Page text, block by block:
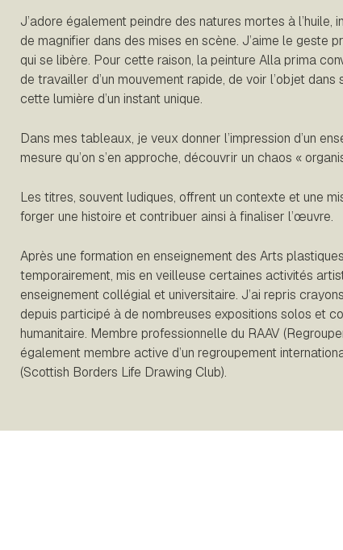
J’adore également peindre des natures mortes à
de magnifier dans des mises en scène. J’aime le geste
qui se libère. Pour cette raison, la peinture Alla prima
de travailler d’un mouvement rapide, de voir l’objet
cette lumière d’un instant unique.
Dans mes tableaux, je veux donner l’impression d’un
mesure qu’on s’en approche, découvrir un chaos «
Les titres, souvent ludiques, offrent un contexte et une
forger une histoire et contribuer ainsi à finaliser l’œuvre.
Après une formation en enseignement des Arts
temporairement, mis en veilleuse certaines activités
enseignement collégial et universitaire. J’ai repris
depuis participé à de nombreuses expositions solos et
humanitaire. Membre professionnelle du RAAV
également membre active d’un regroupement
(Scottish Borders Life Drawing Club).